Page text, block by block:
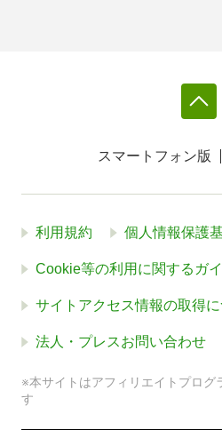
スマートフォン版
利用規約 個人情報保護
Cookie等の利用に関するガ
サイトアクセス情報の取得に
法人・プレスお問い合わせ
※本サイトはアフィリエイトプログ
す